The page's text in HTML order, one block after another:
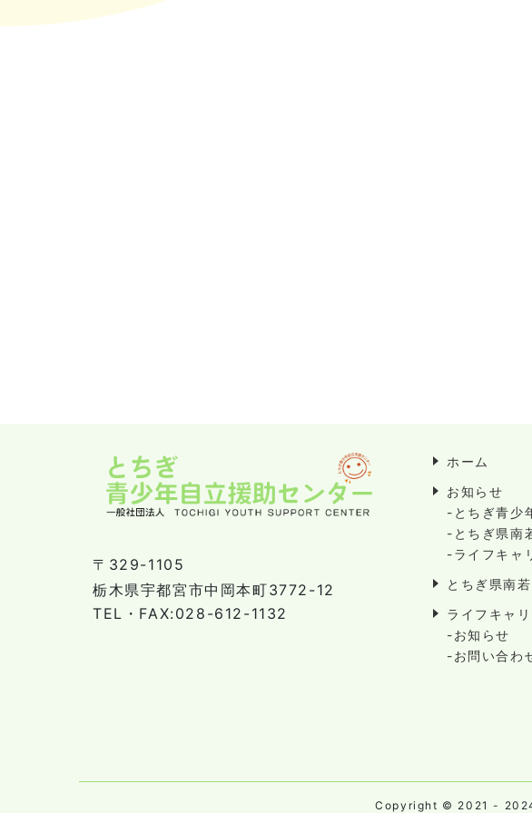
〒329-1105
栃木県宇都宮市中岡本町3772-12
TEL・FAX:028-612-1132
ホーム
お知らせ
-とちぎ青少
-とちぎ県南
-ライフキャ
とちぎ県南
ライフキャ
-お知らせ
-お問い合わ
Copyright © 2021 - 2024